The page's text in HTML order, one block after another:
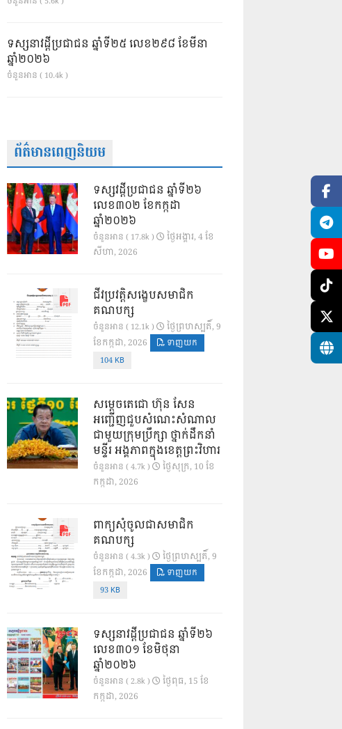
ទស្សនាវដ្ដីប្រជាជន ឆ្នាំទី២៥ លេខ២៩៨ ខែមីនា
ឆ្នាំ២០២៦
ចំនួនអាន ( 10.4k )
ព័ត៌មានពេញនិយម
ទស្សវដ្តីប្រជាជន ឆ្នាំទី២៦
លេខ៣០២ ខែកក្កដា
ឆ្នាំ២០២៦
ចំនួនអាន ( 17.8k )
ថ្ងៃ​អង្គារ, 4 ខែ​
សីហា, 2026
ជីវប្រវត្តិសង្ខេបសមាជិក
គណបក្ស
ចំនួនអាន ( 12.1k )
ថ្ងៃ​ព្រហស្បតិ៍, 9
ខែ​កក្កដា, 2026
ទាញយក
104 KB
សម្តេចតេជោ ហ៊ុន សែន
អញ្ជើញជួបសំណេះសំណាល
ជាមួយក្រុមប្រឹក្សា ថ្នាក់ដឹកនាំ
មន្ទីរ អង្គភាពក្នុងខេត្តព្រះវិហារ
ចំនួនអាន ( 4.7k )
ថ្ងៃ​សុក្រ, 10 ខែ​
កក្កដា, 2026
ពាក្យសុំចូលជាសមាជិក
គណបក្ស
ចំនួនអាន ( 4.3k )
ថ្ងៃ​ព្រហស្បតិ៍, 9
ខែ​កក្កដា, 2026
ទាញយក
93 KB
ទស្សនាវដ្ដីប្រជាជន ឆ្នាំទី២៦
លេខ៣០១ ខែមិថុនា
ឆ្នាំ២០២៦
ចំនួនអាន ( 2.8k )
ថ្ងៃ​ពុធ, 15 ខែ​
កក្កដា, 2026